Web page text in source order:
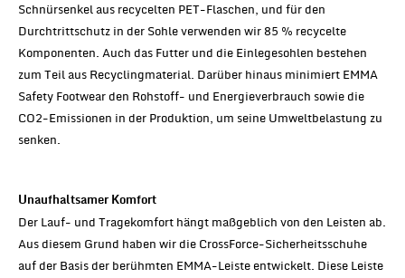
Schnürsenkel aus recycelten PET-Flaschen, und für den
Durchtrittschutz in der Sohle verwenden wir 85 % recycelte
Komponenten. Auch das Futter und die Einlegesohlen bestehen
zum Teil aus Recyclingmaterial. Darüber hinaus minimiert EMMA
Safety Footwear den Rohstoff- und Energieverbrauch sowie die
CO2-Emissionen in der Produktion, um seine Umweltbelastung zu
senken.
Unaufhaltsamer Komfort
Der Lauf- und Tragekomfort hängt maßgeblich von den Leisten ab.
Aus diesem Grund haben wir die CrossForce-Sicherheitsschuhe
auf der Basis der berühmten EMMA-Leiste entwickelt. Diese Leiste